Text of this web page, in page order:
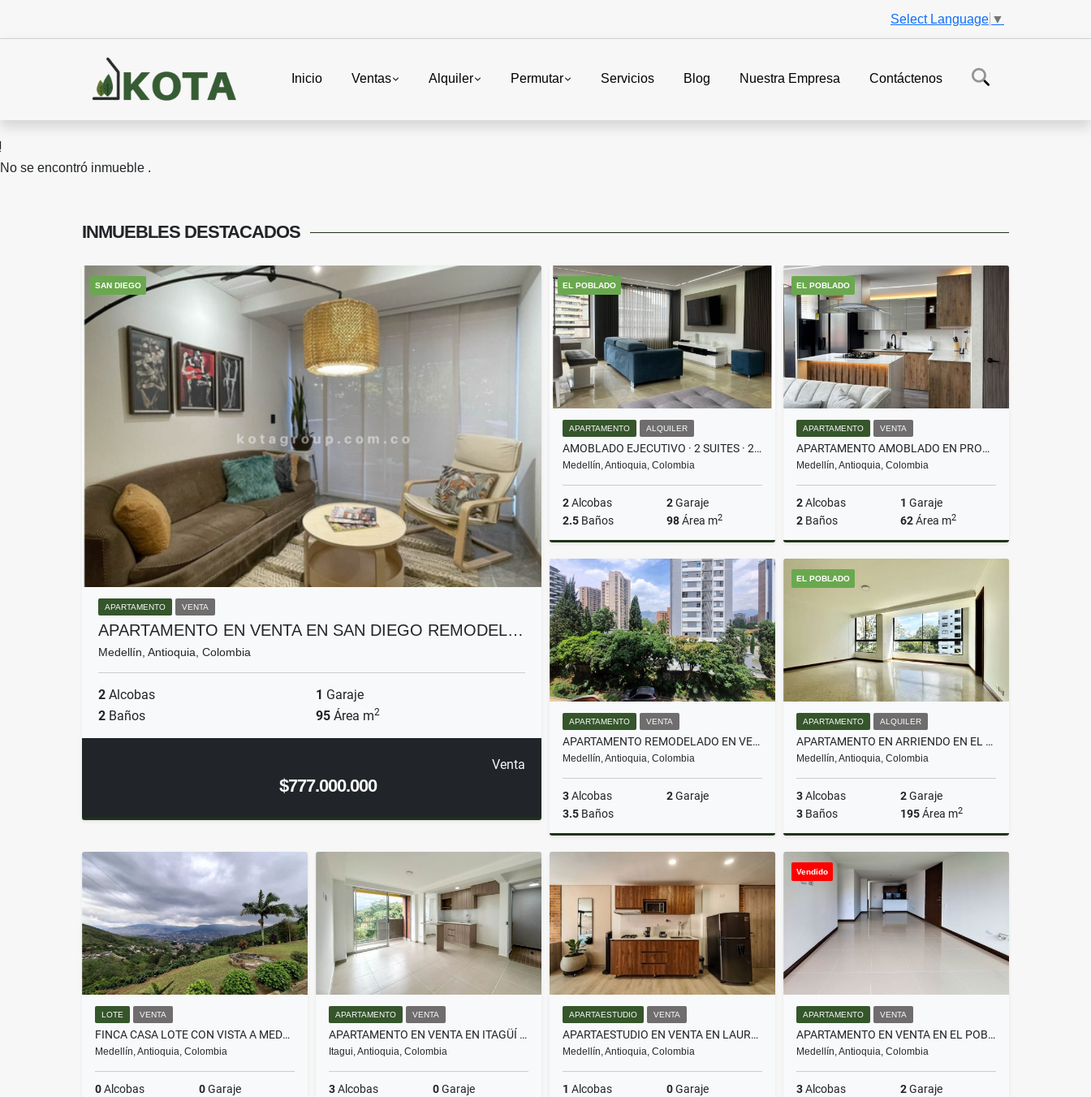
Select Language ▼
Inicio Ventas Alquiler Permutar Servicios Blog Nuestra Empresa Contáctenos
No se encontró inmueble .
INMUEBLES DESTACADOS
SAN DIEGO
APARTAMENTO VENTA
APARTAMENTO EN VENTA EN SAN DIEGO REMODEL…
Medellín, Antioquia, Colombia
2 Alcobas 1 Garaje
2 Baños 95 Área m2
Venta
$777.000.000
EL POBLADO
APARTAMENTO ALQUILER
AMOBLADO EJECUTIVO · 2 SUITES · 2 PARQ · ALEJANDRÍA EL POBLADO
Medellín, Antioquia, Colombia
2Alcobas 2Garaje
2.5 Baños 98Área m2
Alquiler
$5.800.000
EL POBLADO
APARTAMENTO VENTA
APARTAMENTO AMOBLADO EN PROVENZA – IDEAL PARA VIVIR O RENTAR AIRBNB
Medellín, Antioquia, Colombia
2Alcobas 1 Garaje
2 Baños 62Área m2
APARTAMENTO VENTA
APARTAMENTO REMODELADO EN VENTA EL POBLADO CASTROPOL
Medellín, Antioquia, Colombia
3Alcobas 2Garaje
3.5 Baños
Venta
EL POBLADO
APARTAMENTO ALQUILER
APARTAMENTO EN ARRIENDO EN EL BARRIO LA FLORIDA E POBLADO
Medellín, Antioquia, Colombia
3Alcobas 2Garaje
3 Baños 195Área m2
$6.100.000
LOTE VENTA
FINCA CASA LOTE CON VISTA A MEDELLIN VEREDA JARDIN
Medellín, Antioquia, Colombia
0Alcobas 0Garaje
APARTAMENTO VENTA
APARTAMENTO EN VENTA EN ITAGÜÍ SECTOR EL AJISAL
Itagui, Antioquia, Colombia
3Alcobas 0Garaje
APARTAESTUDIO VENTA
APARTAESTUDIO EN VENTA EN LAURELES PARA RENTAS CORTAS AIRBNB
Medellín, Antioquia, Colombia
1 Alcobas 0Garaje
Vendido
APARTAMENTO VENTA
APARTAMENTO EN VENTA EN EL POBLADO LOMA DEL INDIO
Medellín, Antioquia, Colombia
3Alcobas 2Garaje